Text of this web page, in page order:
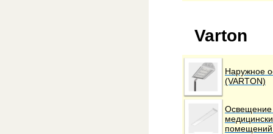
Varton
Наружное
(VARTON)
Освещение
помещений